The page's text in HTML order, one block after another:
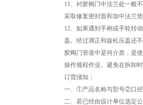
11、衬胶阀门中法兰处一般
采取修复密封面和加中法兰
12、如果遇到手柄或手轮转
盖。经过调正和旋松压盖还
胶阀门管道中是何介质，是
操作规程作业。避免在拆卸
订货须知：
一、①产品名称与型号②口
二、若已经由设计单位选定